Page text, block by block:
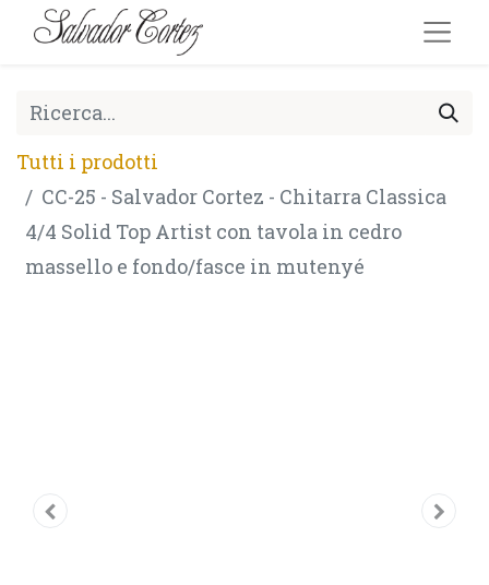
Tutti i prodotti
CC-25 - Salvador Cortez - Chitarra Classica
4/4 Solid Top Artist con tavola in cedro
massello e fondo/fasce in mutenyé